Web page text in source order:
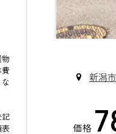
新潟
価格
記